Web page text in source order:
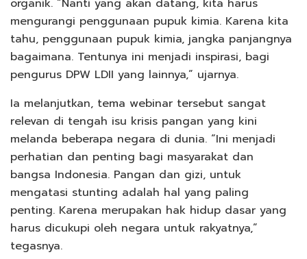
mengurangi penggunaan pupuk kimia. Karena kita
tahu, penggunaan pupuk kimia, jangka panjangnya
bagaimana. Tentunya ini menjadi inspirasi, bagi
pengurus DPW LDII yang lainnya,” ujarnya.
Ia melanjutkan, tema webinar tersebut sangat
relevan di tengah isu krisis pangan yang kini
melanda beberapa negara di dunia. “Ini menjadi
perhatian dan penting bagi masyarakat dan
bangsa Indonesia. Pangan dan gizi, untuk
mengatasi stunting adalah hal yang paling
penting. Karena merupakan hak hidup dasar yang
harus dicukupi oleh negara untuk rakyatnya,”
tegasnya.